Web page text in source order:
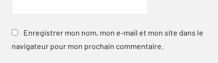
Enregistrer mon nom, mon e-mail et mon site dans le
navigateur pour mon prochain commentaire.